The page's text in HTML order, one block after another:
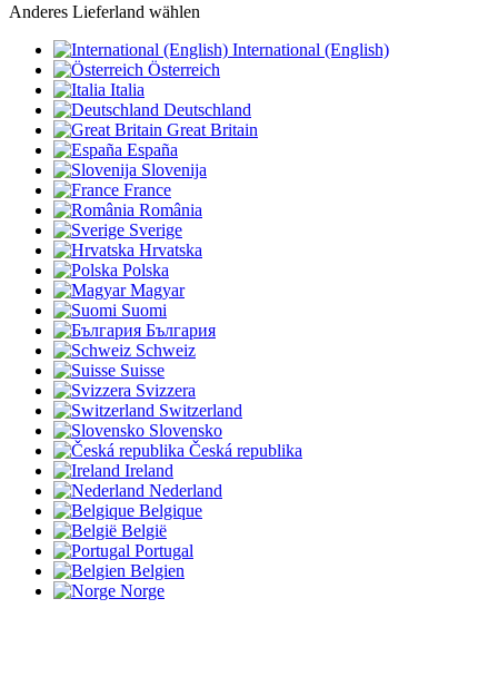
Anderes Lieferland wählen
International (English)
Österreich
Italia
Deutschland
Great Britain
España
Slovenija
France
România
Sverige
Hrvatska
Polska
Magyar
Suomi
България
Schweiz
Suisse
Svizzera
Switzerland
Slovensko
Česká republika
Ireland
Nederland
Belgique
België
Portugal
Belgien
Norge